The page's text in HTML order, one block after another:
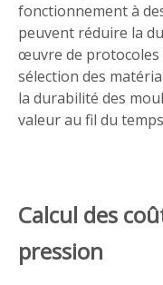
fonctionnement à
peuvent réduire la
œuvre de protocoles
sélection des
la durabilité des
valeur au fil du
Calcul des
pression